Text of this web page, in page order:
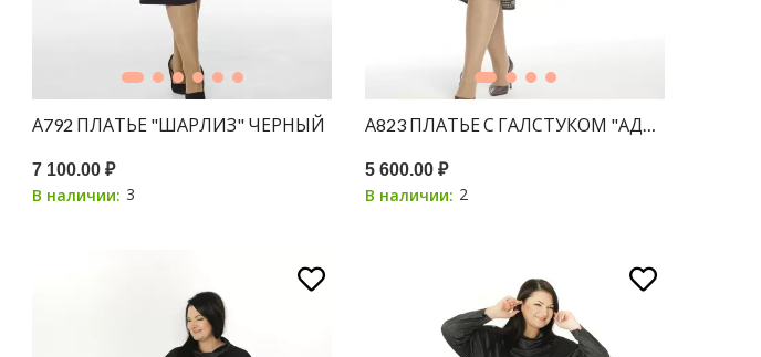
А792 ПЛАТЬЕ "ШАРЛИЗ" ЧЕРНЫЙ
7 100.00 ₽
В наличии: 3
А823 ПЛАТЬЕ С ГАЛСТУКОМ "АДЕЛИНА"
5 600.00 ₽
В наличии: 2